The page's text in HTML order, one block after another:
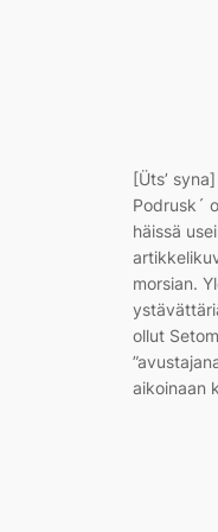
[Üts’
Podrusk´
häissä
morsian.
ollut
aikoinaan